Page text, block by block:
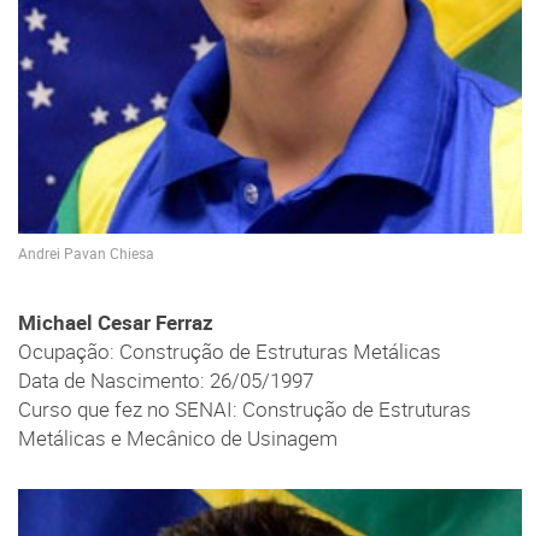
Andrei Pavan Chiesa
Michael Cesar Ferraz
Ocupação: Construção de Estruturas Metálicas
Data de Nascimento: 26/05/1997
Curso que fez no SENAI: Construção de Estruturas
Metálicas e Mecânico de Usinagem